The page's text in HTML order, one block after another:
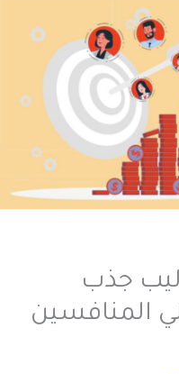
10 اساليب جذب
المنافسين